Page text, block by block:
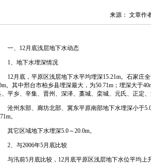
来源： 文章作
、12月底浅层地下水动态
、地下水埋深情况
月底，平原区浅层地下水平均埋深15.21m。石家庄
。其中邢台市柏乡县埋深最大，为50.71m；埋深大于
、平乡、辛集、晋州、深泽、藁城、栾城、元氏、正定
州东部、廊坊北部、冀东平原南部地下水埋深小于
。
它区域地下水埋深5.0～20.0m。
、与2006年5月底比较
汛前5月底比较，12月底平原区浅层地下水位平均上